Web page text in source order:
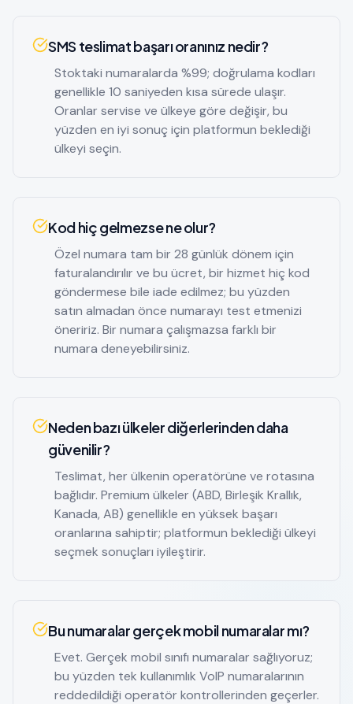
SMS teslimat başarı oranınız nedir?
Stoktaki numaralarda %99; doğrulama kodları
genellikle 10 saniyeden kısa sürede ulaşır.
Oranlar servise ve ülkeye göre değişir, bu
yüzden en iyi sonuç için platformun beklediği
ülkeyi seçin.
Kod hiç gelmezse ne olur?
Özel numara tam bir 28 günlük dönem için
faturalandırılır ve bu ücret, bir hizmet hiç kod
göndermese bile iade edilmez; bu yüzden
satın almadan önce numarayı test etmenizi
öneririz. Bir numara çalışmazsa farklı bir
numara deneyebilirsiniz.
Neden bazı ülkeler diğerlerinden daha
güvenilir?
Teslimat, her ülkenin operatörüne ve rotasına
bağlıdır. Premium ülkeler (ABD, Birleşik Krallık,
Kanada, AB) genellikle en yüksek başarı
oranlarına sahiptir; platformun beklediği ülkeyi
seçmek sonuçları iyileştirir.
Bu numaralar gerçek mobil numaralar mı?
Evet. Gerçek mobil sınıfı numaralar sağlıyoruz;
bu yüzden tek kullanımlık VoIP numaralarının
reddedildiği operatör kontrollerinden geçerler.